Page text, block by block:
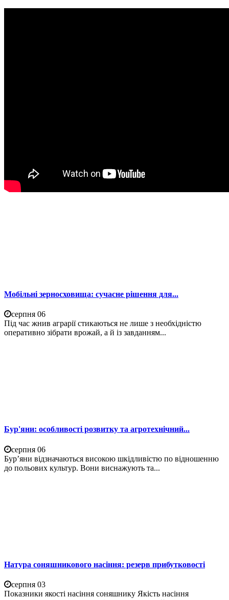
Мобільні зерносховища: сучасне рішення для...
серпня 06
Під час жнив аграрії стикаються не лише з необхідністю
оперативно зібрати врожай, а й із завданням...
Бур'яни: особливості розвитку та агротехнічний...
серпня 06
Бур’яни відзначаються високою шкідливістю по відношенню
до польових культур. Вони виснажують та...
Натура соняшникового насіння: резерв прибутковості
серпня 03
Показники якості насіння соняшнику Якість насіння